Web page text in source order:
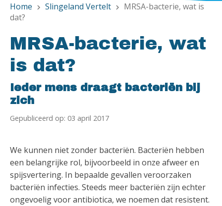
Home chevron_right Slingeland Vertelt chevron_right
MRSA-bacterie, wat is
dat?
MRSA-bacterie, wat
is dat?
Ieder mens draagt bacteriën bij
zich
Gepubliceerd op: 03 april 2017
We kunnen niet zonder bacteriën. Bacteriën hebben
een belangrijke rol, bijvoorbeeld in onze afweer en
spijsvertering. In bepaalde gevallen veroorzaken
bacteriën infecties. Steeds meer bacteriën zijn echter
ongevoelig voor antibiotica, we noemen dat resistent.